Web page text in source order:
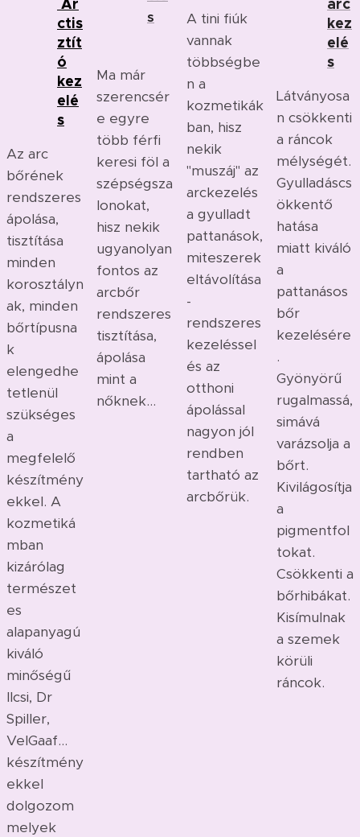
ctis
ztít
ó
kez
elé
s
Az arc
bőrének
rendszeres
ápolása,
tisztítása
minden
korosztályn
ak, minden
bőrtípusna
k
elengedhe
tetlenül
szükséges
a
megfelelő
készítmény
ekkel. A
kozmetiká
mban
kizárólag
természet
es
alapanyagú
kiváló
minőségű
Ilcsi, Dr
Spiller,
VelGaaf...
készítmény
ekkel
dolgozom
melyek
s
Ma már
szerencsér
e egyre
több férfi
keresi föl a
szépségsza
lonokat,
hisz nekik
ugyanolyan
fontos az
arcbőr
rendszeres
tisztítása,
ápolása
mint a
nőknek...
A tini fiúk
vannak
többségbe
n a
kozmetikák
ban, hisz
nekik
"muszáj" az
arckezelés
a gyulladt
pattanások,
miteszerek
eltávolítása
-
rendszeres
kezeléssel
és az
otthoni
ápolással
nagyon jól
rendben
tartható az
arcbőrük.
kez
elé
s
Látványosa
n csökkenti
a ráncok
mélységét.
Gyulladáscs
ökkentő
hatása
miatt kiváló
a
pattanásos
bőr
kezelésére
.
Gyönyörű
rugalmassá,
simává
varázsolja a
bőrt.
Kivilágosítja
a
pigmentfol
tokat.
Csökkenti a
bőrhibákat.
Kisímulnak
a szemek
körüli
ráncok.